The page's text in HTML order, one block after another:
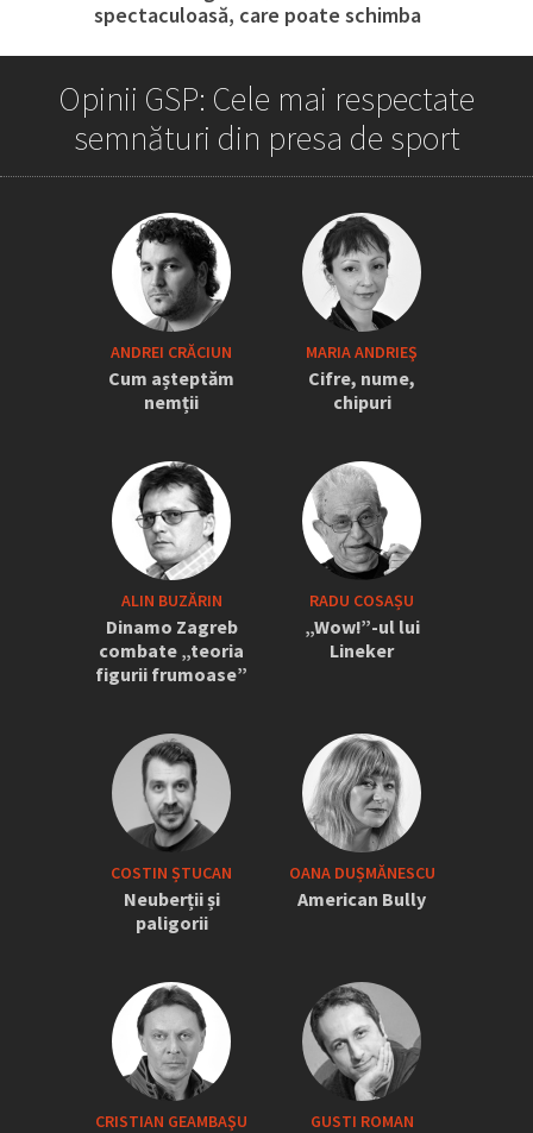
spectaculoasă, care poate schimba
„Iordănescu a tras sforile să revină la
națională” » Pițurcă face dezvăluiri
tari: „Dacă știam că vine el...” +
Scena din avion: „Era transfigurat”
Opinii GSP: Cele mai respectate
semnături din presa de sport
ANDREI CRĂCIUN
Cum așteptăm
nemții
MARIA ANDRIEŞ
Cifre, nume,
chipuri
ALIN BUZĂRIN
Dinamo Zagreb
combate „teoria
figurii frumoase”
RADU COSAȘU
„Wow!”-ul lui
Lineker
COSTIN ȘTUCAN
Neuberții și
paligorii
OANA DUȘMĂNESCU
American Bully
CRISTIAN GEAMBAŞU GUSTI ROMAN